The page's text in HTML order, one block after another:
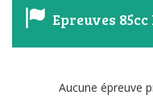
Epreuves 85cc
Aucune épreuve